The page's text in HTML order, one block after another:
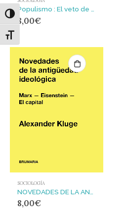
Alternar alto contraste
Alternar tamaño de letra
8,00€
SOCIOLOGÍA
8,00€